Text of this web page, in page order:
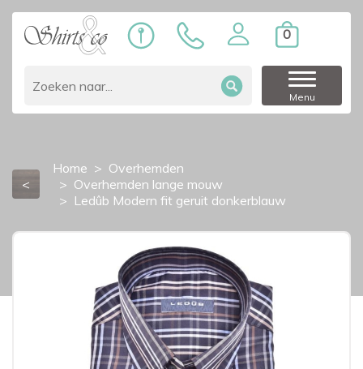
0
Menu
<
Home
Overhemden
Overhemden lange mouw
Ledûb Modern fit geruit donkerblauw